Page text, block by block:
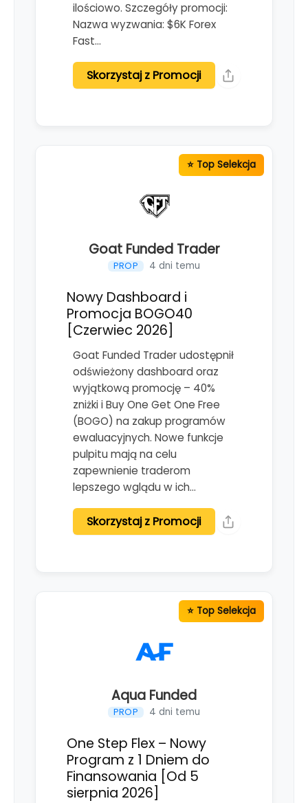
ilościowo. Szczegóły promocji:
Nazwa wyzwania: $6K Forex
Fast…
Skorzystaj z Promocji
Goat Funded Trader
PROP 4 dni temu
Nowy Dashboard i
Promocja BOGO40
[Czerwiec 2026]
Goat Funded Trader udostępnił
odświeżony dashboard oraz
wyjątkową promocję – 40%
zniżki i Buy One Get One Free
(BOGO) na zakup programów
ewaluacyjnych. Nowe funkcje
pulpitu mają na celu
zapewnienie traderom
lepszego wglądu w ich…
Skorzystaj z Promocji
Aqua Funded
PROP 4 dni temu
One Step Flex – Nowy
Program z 1 Dniem do
Finansowania [Od 5
sierpnia 2026]